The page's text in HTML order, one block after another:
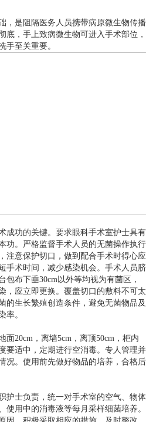
，是阻隔医务人员携带病原微生物传播
底，手上致病微生物可进入手术部位，
手至关重要。
成功的关键。要求眼科手术室护士具有
功。严格监督手术人员的无菌操作执行
注意保护切口，做到配合手术时得心应
手术时间，减少感染机会。手术人员脐
布下垂30cm以外等均视为有菌区，
，应立即更换。覆盖切口的敷料不可太
的生长繁殖创造条件，避免无菌物品及
率。
20cm，离墙5cm，离顶50cm，柜内
要适中，定期进行空消毒。专人管理并
况。使用前先做好物品的培养，合格后
护士负责，统一对手术室的空气、物体
使用中的消毒液等每月采样细菌培养。